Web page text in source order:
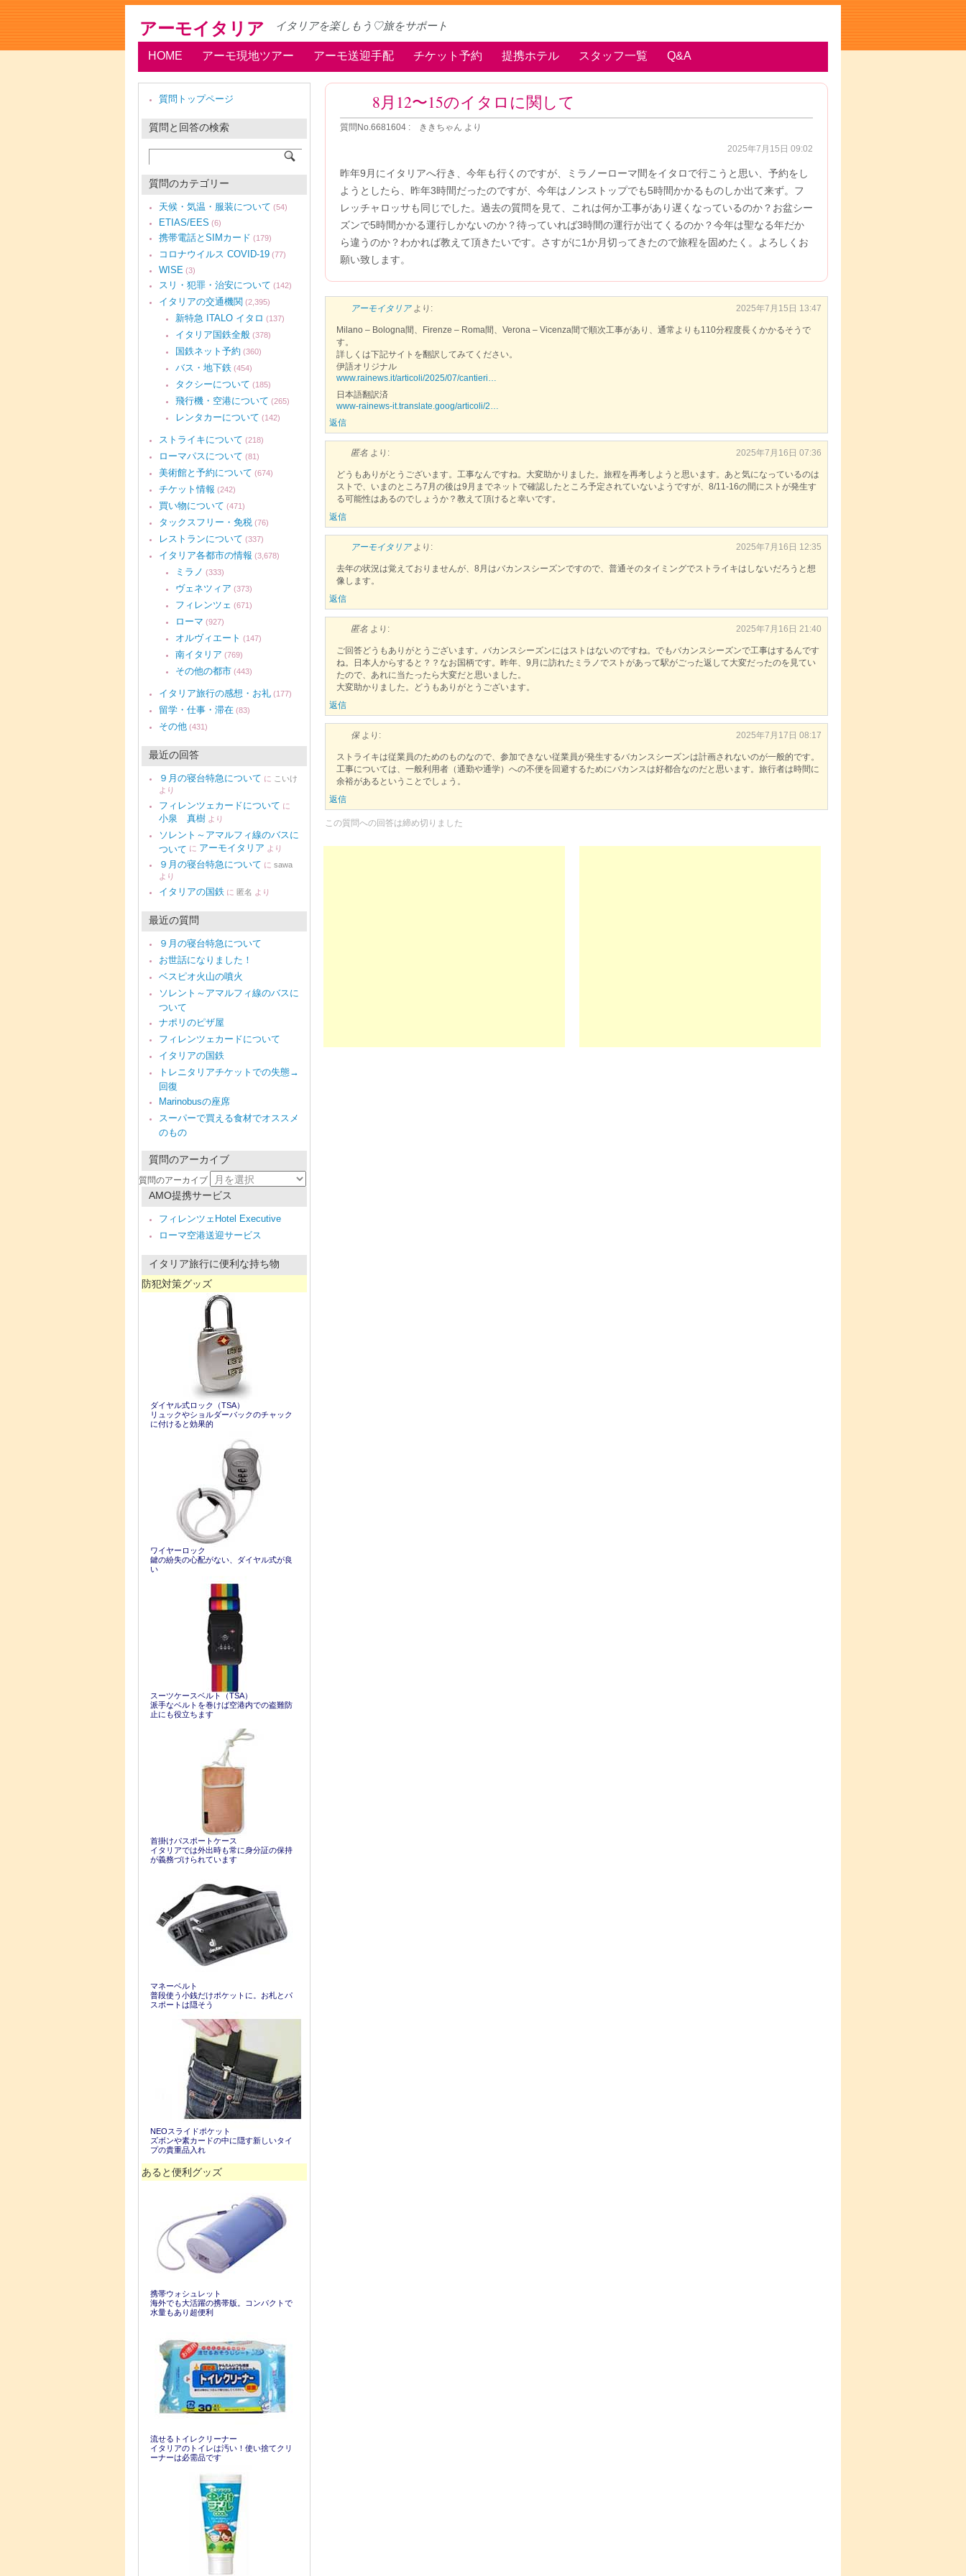
アーモイタリア イタリアを楽しもう♡旅をサポート
HOME アーモ現地ツアー アーモ送迎手配 チケット予約 提携ホテル スタッフ一覧 Q&A
8月12〜15のイタロに関して
質問No.6681604 : ききちゃん より
2025年7月15日 09:02
昨年9月にイタリアへ行き、今年も行くのですが、ミラノーローマ間をイタロで行こうと思い、予約をし
ようとしたら、昨年3時間だったのですが、今年はノンストップでも5時間かかるものしか出て来ず。フ
レッチャロッサも同じでした。過去の質問を見て、これは何か工事があり遅くなっているのか？お盆シー
ズンで5時間かかる運行しかないのか？待っていれば3時間の運行が出てくるのか？今年は聖なる年だか
ら違うのか？わかれば教えて頂きたいです。さすがに1か月切ってきたので旅程を固めたく。よろしくお
願い致します。
アーモイタリア より: 2025年7月15日 13:47
Milano – Bologna間、Firenze – Roma間、Verona – Vicenza間で順次工事があり、通常よりも110分程度長くかかるそうで
す。
詳しくは下記サイトを翻訳してみてください。
伊語オリジナル
www.rainews.it/articoli/2025/07/cantieri…
日本語翻訳済
www-rainews-it.translate.goog/articoli/2…
返信
匿名 より: 2025年7月16日 07:36
どうもありがとうございます。工事なんですね。大変助かりました。旅程を再考しようと思います。あと気になっているのは
ストで、いまのところ7月の後は9月までネットで確認したところ予定されていないようですが、8/11-16の間にストが発生す
る可能性はあるのでしょうか？教えて頂けると幸いです。
返信
アーモイタリア より: 2025年7月16日 12:35
去年の状況は覚えておりませんが、8月はバカンスシーズンですので、普通そのタイミングでストライキはしないだろうと想
像します。
返信
匿名 より: 2025年7月16日 21:40
ご回答どうもありがとうございます。バカンスシーズンにはストはないのですね。でもバカンスシーズンで工事はするんです
ね。日本人からすると？？なお国柄です。昨年、9月に訪れたミラノでストがあって駅がごった返して大変だったのを見てい
たので、あれに当たったら大変だと思いました。
大変助かりました。どうもありがとうございます。
返信
保 より: 2025年7月17日 08:17
ストライキは従業員のためのものなので、参加できない従業員が発生するバカンスシーズンは計画されないのが一般的です。
工事については、一般利用者（通勤や通学）への不便を回避するためにバカンスは好都合なのだと思います。旅行者は時間に
余裕があるということでしょう。
返信
この質問への回答は締め切りました
質問トップページ
質問と回答の検索
質問のカテゴリー
天候・気温・服装について (54)
ETIAS/EES (6)
携帯電話とSIMカード (179)
コロナウイルス COVID-19 (77)
WISE (3)
スリ・犯罪・治安について (142)
イタリアの交通機関 (2,395)
新特急 ITALO イタロ (137)
イタリア国鉄全般 (378)
国鉄ネット予約 (360)
バス・地下鉄 (454)
タクシーについて (185)
飛行機・空港について (265)
レンタカーについて (142)
ストライキについて (218)
ローマパスについて (81)
美術館と予約について (674)
チケット情報 (242)
買い物について (471)
タックスフリー・免税 (76)
レストランについて (337)
イタリア各都市の情報 (3,678)
ミラノ (333)
ヴェネツィア (373)
フィレンツェ (671)
ローマ (927)
オルヴィエート (147)
南イタリア (769)
その他の都市 (443)
イタリア旅行の感想・お礼 (177)
留学・仕事・滞在 (83)
その他 (431)
最近の回答
９月の寝台特急について に こいけ
より
フィレンツェカードについて に
小泉 真樹 より
ソレント～アマルフィ線のバスに
ついて に アーモイタリア より
９月の寝台特急について に sawa
より
イタリアの国鉄 に 匿名 より
最近の質問
９月の寝台特急について
お世話になりました！
ベスピオ火山の噴火
ソレント～アマルフィ線のバスに
ついて
ナポリのピザ屋
フィレンツェカードについて
イタリアの国鉄
トレニタリアチケットでの失態→
回復
Marinobusの座席
スーパーで買える食材でオススメ
のもの
質問のアーカイブ
質問のアーカイブ
AMO提携サービス
フィレンツェHotel Executive
ローマ空港送迎サービス
イタリア旅行に便利な持ち物
防犯対策グッズ
ダイヤル式ロック（TSA）
リュックやショルダーバックのチャック
に付けると効果的
ワイヤーロック
鍵の紛失の心配がない、ダイヤル式が良
い
スーツケースベルト（TSA）
派手なベルトを巻けば空港内での盗難防
止にも役立ちます
首掛けパスポートケース
イタリアでは外出時も常に身分証の保持
が義務づけられています
マネーベルト
普段使う小銭だけポケットに。お札とパ
スポートは隠そう
NEOスライドポケット
ズボンや素カードの中に隠す新しいタイ
プの貴重品入れ
あると便利グッズ
携帯ウォシュレット
海外でも大活躍の携帯版。コンパクトで
水量もあり超便利
流せるトイレクリーナー
イタリアのトイレは汚い！使い捨てクリ
ーナーは必需品です